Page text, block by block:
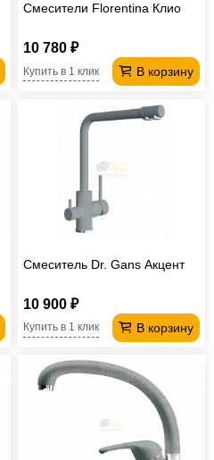
Смесители Florentina Клио
10 780 ₽
В корзину
Купить в 1 клик
Смеситель Dr. Gans Акцент
10 900 ₽
В корзину
Купить в 1 клик